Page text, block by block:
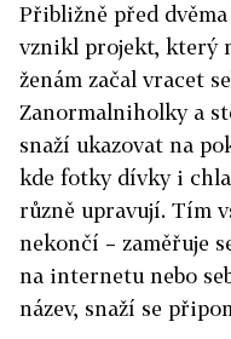
Přibližně před
vznikl projekt, který
ženám začal vracet
Zanormalniholky a
snaží ukazovat na
kde fotky dívky i
různě upravují. Tím
nekončí – zaměřuje
na internetu nebo
název, snaží se